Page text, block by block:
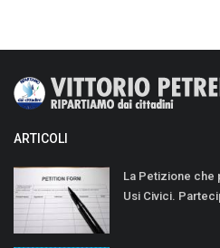
ARTICOLI
La Petizione che
Usi Civici.